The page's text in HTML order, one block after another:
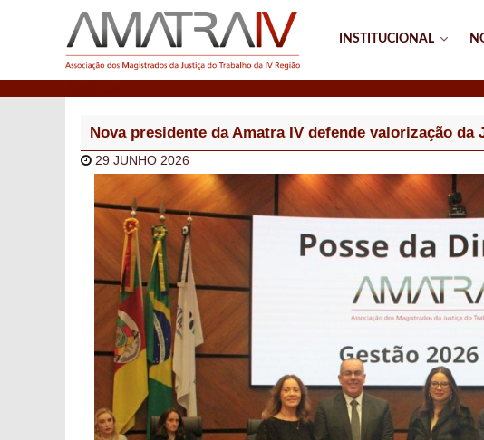
INSTITUCIONAL
Nova presidente da Amatra IV defende valorização da
29 JUNHO 2026